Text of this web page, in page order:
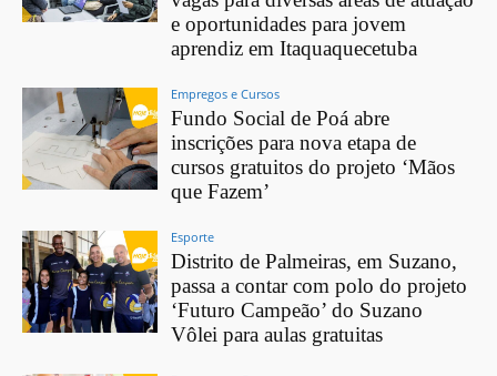
e oportunidades para jovem
aprendiz em Itaquaquecetuba
Empregos e Cursos
Fundo Social de Poá abre
inscrições para nova etapa de
cursos gratuitos do projeto ‘Mãos
que Fazem’
Esporte
Distrito de Palmeiras, em Suzano,
passa a contar com polo do projeto
‘Futuro Campeão’ do Suzano
Vôlei para aulas gratuitas